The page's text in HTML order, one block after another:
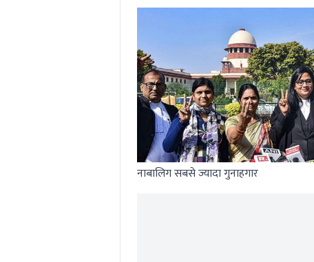
नाबालिग सबसे ज्यादा गुनाहगार